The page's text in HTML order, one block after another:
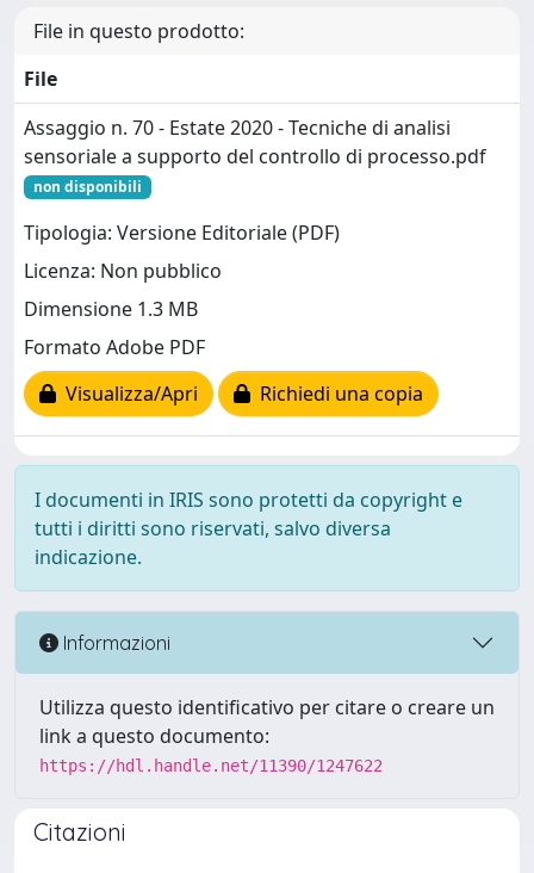
File in questo prodotto:
File
Assaggio n. 70 - Estate 2020 - Tecniche di analisi
sensoriale a supporto del controllo di processo.pdf
non disponibili
Tipologia: Versione Editoriale (PDF)
Licenza: Non pubblico
Dimensione 1.3 MB
Formato Adobe PDF
Visualizza/Apri
Richiedi una copia
I documenti in IRIS sono protetti da copyright e
tutti i diritti sono riservati, salvo diversa
indicazione.
Informazioni
Utilizza questo identificativo per citare o creare un
link a questo documento:
https://hdl.handle.net/11390/1247622
Citazioni